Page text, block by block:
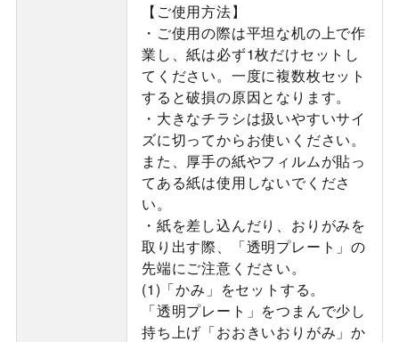
【ご使用方法】
・ご使用の際は平坦な机の上で作
業し、紙は必ず1枚だけセットし
てください。一度に複数枚セット
すると破損の原因となります。
・大きなチラシは扱いやすいサイ
ズに切ってからお使いください。
また、厚手の紙やフィルムが貼っ
てある紙は使用しないでくださ
い。
・紙を差し込んだり、おりがみを
取り出す際、「透明プレート」の
先端にご注意ください。
(1)「かみ」をセットする。
「透明プレート」をつまんで少し
持ち上げ「おおきいおりがみ」か